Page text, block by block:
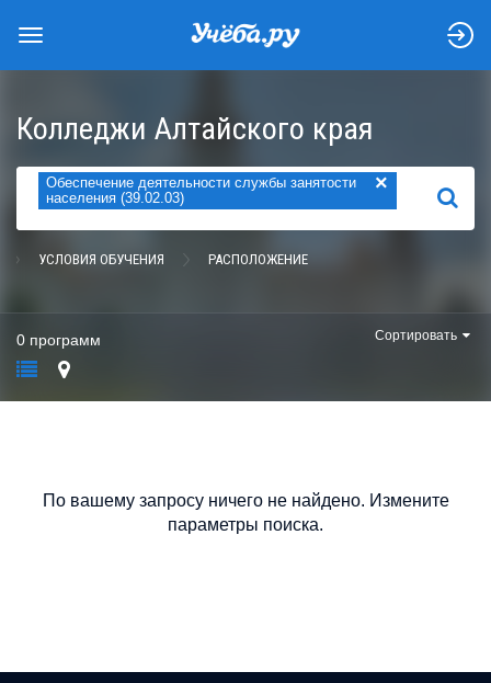
Колледжи Алтайского края
Обеспечение деятельности службы занятости
населения (39.02.03)
×
НАЙТИ
УСЛОВИЯ ОБУЧЕНИЯ РАСПОЛОЖЕНИЕ
0 программ Сортировать
По вашему запросу ничего не найдено. Измените
параметры поиска.